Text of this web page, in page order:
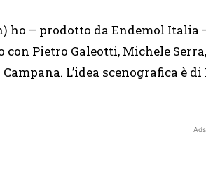
ho – prodotto da Endemol Italia
con Pietro Galeotti, Michele
Campana. L’idea scenografica è
Ads